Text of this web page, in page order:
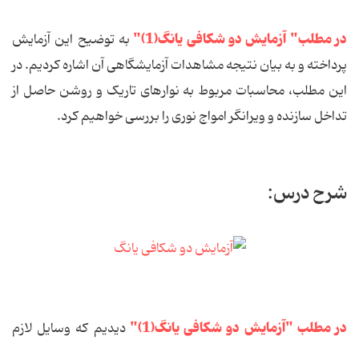
در مطلب" آزمایش دو شکافی یانگ(1)"
به توضیح این آزمایش
پرداخته و به بیان نتیجه مشاهدات آزمایشگاهی آن اشاره کردیم. در
این مطلب، محاسبات مربوط به نوارهای تاریک و روشن حاصل از
تداخل سازنده و ویرانگر امواج نوری را بررسی خواهیم کرد.
شرح درس:
در مطلب "آزمایش دو شکافی یانگ(1)"
دیدیم که وسایل لازم